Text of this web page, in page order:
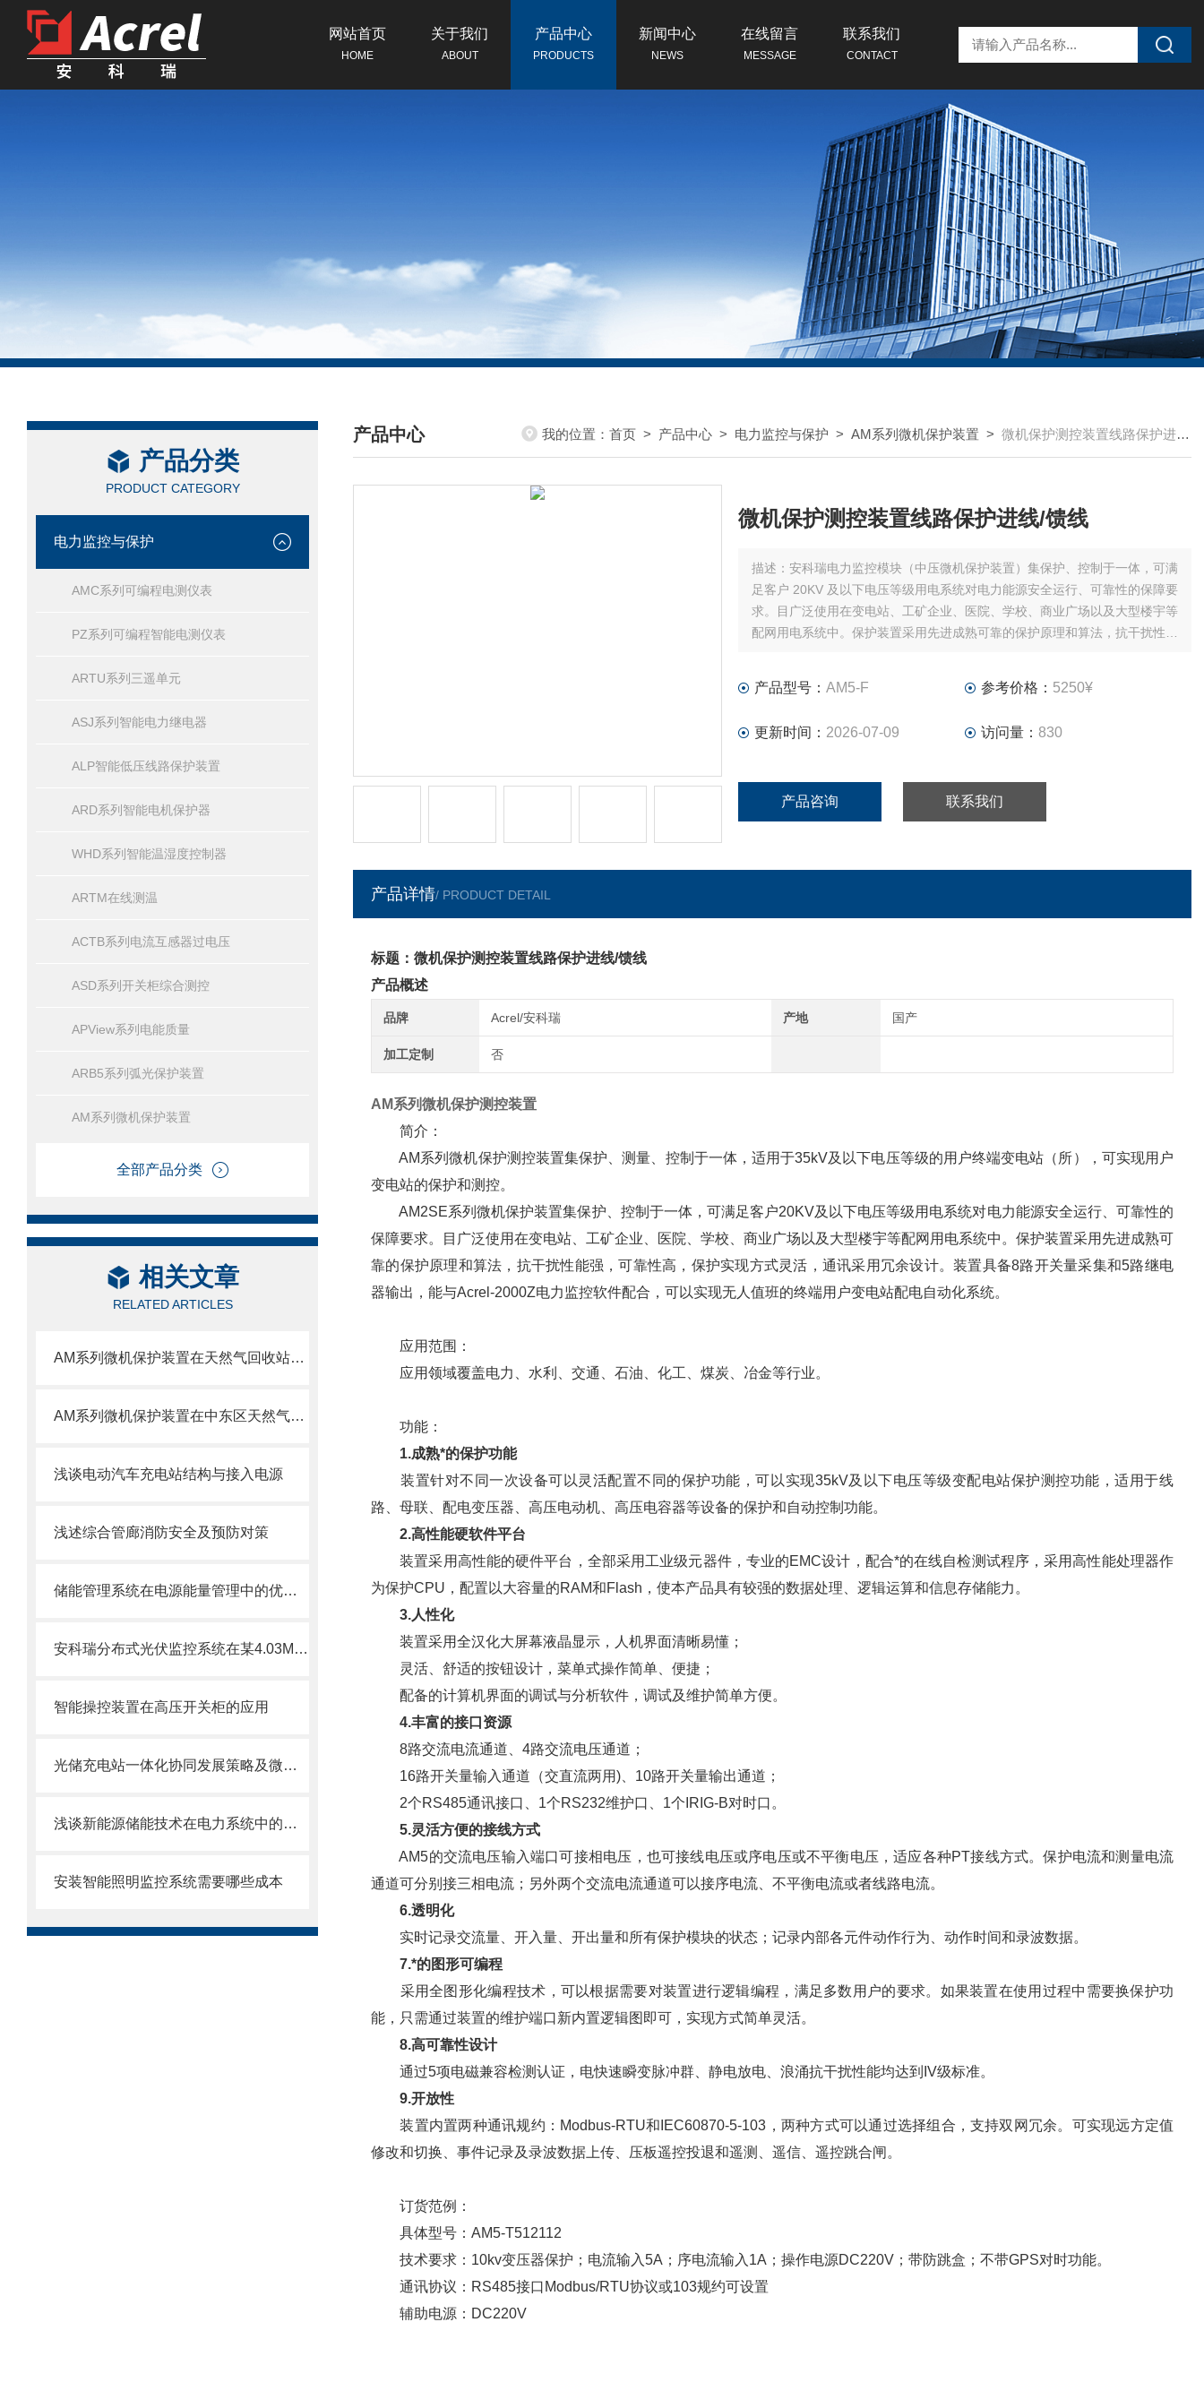
网站首页
HOME
关于我们
ABOUT
产品中心
PRODUCTS
新闻中心
NEWS
在线留言
MESSAGE
联系我们
CONTACT
产品分类
PRODUCT CATEGORY
电力监控与保护
AMC系列可编程电测仪表
PZ系列可编程智能电测仪表
ARTU系列三遥单元
ASJ系列智能电力继电器
ALP智能低压线路保护装置
ARD系列智能电机保护器
WHD系列智能温湿度控制器
ARTM在线测温
ACTB系列电流互感器过电压
ASD系列开关柜综合测控
APView系列电能质量
ARB5系列弧光保护装置
AM系列微机保护装置
全部产品分类
相关文章
RELATED ARTICLES
AM系列微机保护装置在天然气回收站配电工程中的应用
AM系列微机保护装置在中东区天然气回收站配电工程中的应用
浅谈电动汽车充电站结构与接入电源
浅述综合管廊消防安全及预防对策
储能管理系统在电源能量管理中的优化策略研究
安科瑞分布式光伏监控系统在某4.03MW分布式光伏10KV并网系统的应用
智能操控装置在高压开关柜的应用
光储充电站一体化协同发展策略及微电网能量系统设计研究
浅谈新能源储能技术在电力系统中的应用与发展
安装智能照明监控系统需要哪些成本
产品中心
/ PRODUCTS CENTER
我的位置：首页 > 产品中心 > 电力监控与保护 >AM系列微机保护装置 >微机保护测控装置线路保护进线/馈线
微机保护测控装置线路保护进线/馈线
描述： 安科瑞电力监控模块（中压微机保护装置）集保护、控制于一体，可满
足客户 20KV 及以下电压等级用电系统对电力能源安全运行、可靠性的保障要
求。目广泛使用在变电站、工矿企业、医院、学校、商业广场以及大型楼宇等
配网用电系统中。保护装置采用先进成熟可靠的保护原理和算法，抗干扰性能
产品型号： AM5-F 参考价格： 5250¥
更新时间： 2026-07-09 访问量： 830
产品咨询 联系我们
产品详情/ PRODUCT DETAIL
标题：微机保护测控装置线路保护进线/馈线
产品概述
品牌 Acrel/安科瑞 产地 国产
加工定制 否
AM系列微机保护测控装置
简介：
AM系列微机保护测控装置集保护、测量、控制于一体，适用于35kV及以下电压等级的用户终端变电站（所），可实现用户
变电站的保护和测控。
AM2SE系列微机保护装置集保护、控制于一体，可满足客户20KV及以下电压等级用电系统对电力能源安全运行、可靠性的
保障要求。目广泛使用在变电站、工矿企业、医院、学校、商业广场以及大型楼宇等配网用电系统中。保护装置采用先进成熟可
靠的保护原理和算法，抗干扰性能强，可靠性高，保护实现方式灵活，通讯采用冗余设计。装置具备8路开关量采集和5路继电
器输出，能与Acrel-2000Z电力监控软件配合，可以实现无人值班的终端用户变电站配电自动化系统。
应用范围：
应用领域覆盖电力、水利、交通、石油、化工、煤炭、冶金等行业。
功能：
1.成熟*的保护功能
装置针对不同一次设备可以灵活配置不同的保护功能，可以实现35kV及以下电压等级变配电站保护测控功能，适用于线
路、母联、配电变压器、高压电动机、高压电容器等设备的保护和自动控制功能。
2.高性能硬软件平台
装置采用高性能的硬件平台，全部采用工业级元器件，专业的EMC设计，配合*的在线自检测试程序，采用高性能处理器作
为保护CPU，配置以大容量的RAM和Flash，使本产品具有较强的数据处理、逻辑运算和信息存储能力。
3.人性化
装置采用全汉化大屏幕液晶显示，人机界面清晰易懂；
灵活、舒适的按钮设计，菜单式操作简单、便捷；
配备的计算机界面的调试与分析软件，调试及维护简单方便。
4.丰富的接口资源
8路交流电流通道、4路交流电压通道；
16路开关量输入通道（交直流两用)、10路开关量输出通道；
2个RS485通讯接口、1个RS232维护口、1个IRIG-B对时口。
5.灵活方便的接线方式
AM5的交流电压输入端口可接相电压，也可接线电压或序电压或不平衡电压，适应各种PT接线方式。保护电流和测量电流
通道可分别接三相电流；另外两个交流电流通道可以接序电流、不平衡电流或者线路电流。
6.透明化
实时记录交流量、开入量、开出量和所有保护模块的状态；记录内部各元件动作行为、动作时间和录波数据。
7.*的图形可编程
采用全图形化编程技术，可以根据需要对装置进行逻辑编程，满足多数用户的要求。如果装置在使用过程中需要换保护功
能，只需通过装置的维护端口新内置逻辑图即可，实现方式简单灵活。
8.高可靠性设计
通过5项电磁兼容检测认证，电快速瞬变脉冲群、静电放电、浪涌抗干扰性能均达到IV级标准。
9.开放性
装置内置两种通讯规约：Modbus-RTU和IEC60870-5-103，两种方式可以通过选择组合，支持双网冗余。可实现远方定值
修改和切换、事件记录及录波数据上传、压板遥控投退和遥测、遥信、遥控跳合闸。
订货范例：
具体型号：AM5-T512112
技术要求：10kv变压器保护；电流输入5A；序电流输入1A；操作电源DC220V；带防跳盒；不带GPS对时功能。
通讯协议：RS485接口Modbus/RTU协议或103规约可设置
辅助电源：DC220V